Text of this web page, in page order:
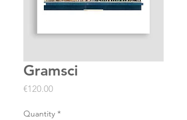
Gramsci
€120.00Price
Quantity *